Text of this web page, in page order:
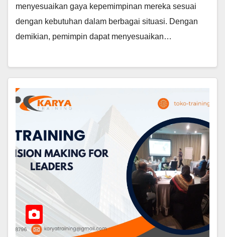
menyesuaikan gaya kepemimpinan mereka sesuai
dengan kebutuhan dalam berbagai situasi. Dengan
demikian, pemimpin dapat menyesuaikan…